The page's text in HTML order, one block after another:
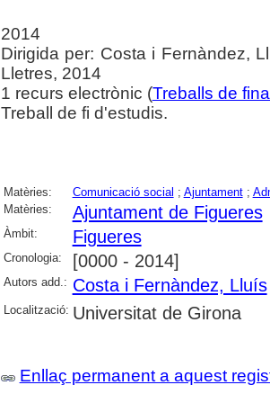
2014
Dirigida per: Costa i Fernàndez,
Lletres, 2014
1 recurs electrònic (Treballs de
Treball de fi d'estudis.
Matèries: Comunicació social ; Ajuntament;
Matèries:
Ajuntament de Figueres
Àmbit: Figueres
Cronologia: [0000 - 2014]
Autors add.: Costa i Fernàndez, Lluís
Localització: Universitat de Girona
Enllaç permanent a aquest